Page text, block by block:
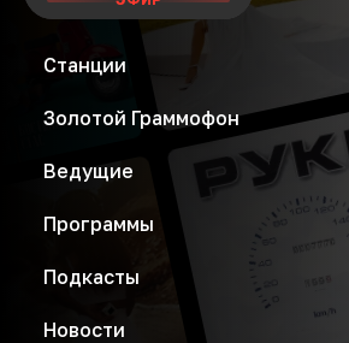
Станции
Золотой Граммофон
Ведущие
Программы
Подкасты
Новости